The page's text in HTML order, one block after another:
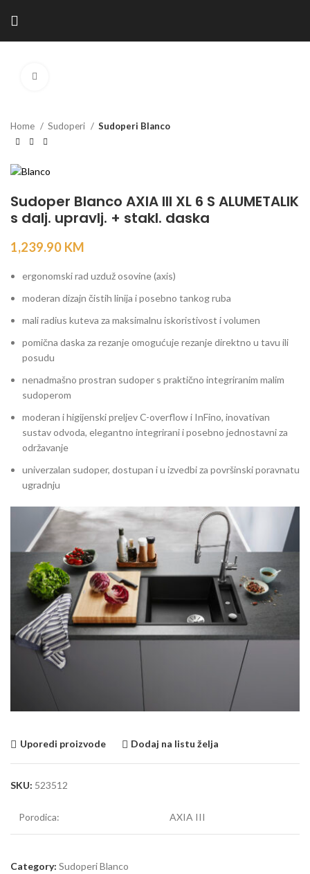
Home Sudoperi Sudoperi Blanco
Sudoper Blanco AXIA III XL 6 S ALUMETALIK
s dalj. upravlj. + stakl. daska
1,239.90 KM
ergonomski rad uzduž osovine (axis)
moderan dizajn čistih linija i posebno tankog ruba
mali radius kuteva za maksimalnu iskoristivost i volumen
pomična daska za rezanje omogućuje rezanje direktno u tavu ili
posudu
nenadmašno prostran sudoper s praktično integriranim malim
sudoperom
moderan i higijenski preljev C-overflow i InFino, inovativan
sustav odvoda, elegantno integrirani i posebno jednostavni za
održavanje
univerzalan sudoper, dostupan i u izvedbi za površinski poravnatu
ugradnju
Uporedi proizvode Dodaj na listu želja
SKU: 523512
Porodica: AXIA III
Category: Sudoperi Blanco